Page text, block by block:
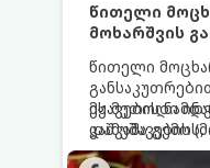
წითელი
მოხარშვის
წითელი
მჟავების
დამუშავების
ეს მეთოდი
კაშკაშა
თვისებას.